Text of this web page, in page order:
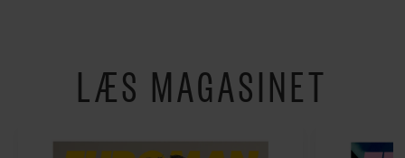
LÆS MAGASINET